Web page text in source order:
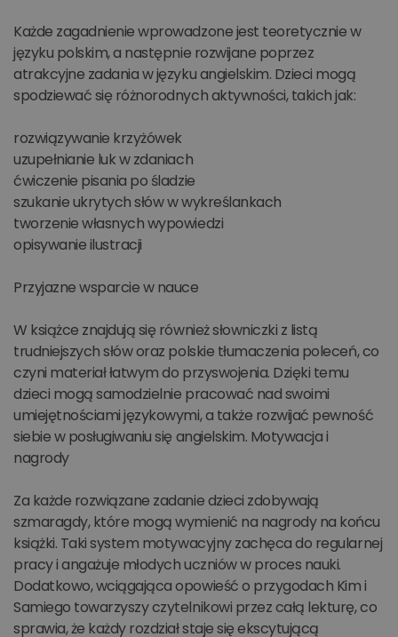
Każde zagadnienie wprowadzone jest teoretycznie w
języku polskim, a następnie rozwijane poprzez
atrakcyjne zadania w języku angielskim. Dzieci mogą
spodziewać się różnorodnych aktywności, takich jak:
rozwiązywanie krzyżówek
uzupełnianie luk w zdaniach
ćwiczenie pisania po śladzie
szukanie ukrytych słów w wykreślankach
tworzenie własnych wypowiedzi
opisywanie ilustracji
Przyjazne wsparcie w nauce
W książce znajdują się również słowniczki z listą
trudniejszych słów oraz polskie tłumaczenia poleceń, co
czyni materiał łatwym do przyswojenia. Dzięki temu
dzieci mogą samodzielnie pracować nad swoimi
umiejętnościami językowymi, a także rozwijać pewność
siebie w posługiwaniu się angielskim. Motywacja i
nagrody
Za każde rozwiązane zadanie dzieci zdobywają
szmaragdy, które mogą wymienić na nagrody na końcu
książki. Taki system motywacyjny zachęca do regularnej
pracy i angażuje młodych uczniów w proces nauki.
Dodatkowo, wciągająca opowieść o przygodach Kim i
Samiego towarzyszy czytelnikowi przez całą lekturę, co
sprawia, że każdy rozdział staje się ekscytującą